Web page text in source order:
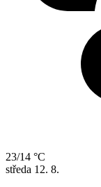
23/14 °C
středa 12. 8.